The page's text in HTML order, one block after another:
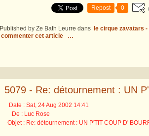
Repost 0
Published by Ze Bath Leurre dans le cirque zavatars -
commenter cet article
…
5079 - Re: détournement : UN
Date : Sat, 24 Aug 2002 14:41
De : Luc Rose
Objet : Re: détournement : UN P'TIT COUP D'